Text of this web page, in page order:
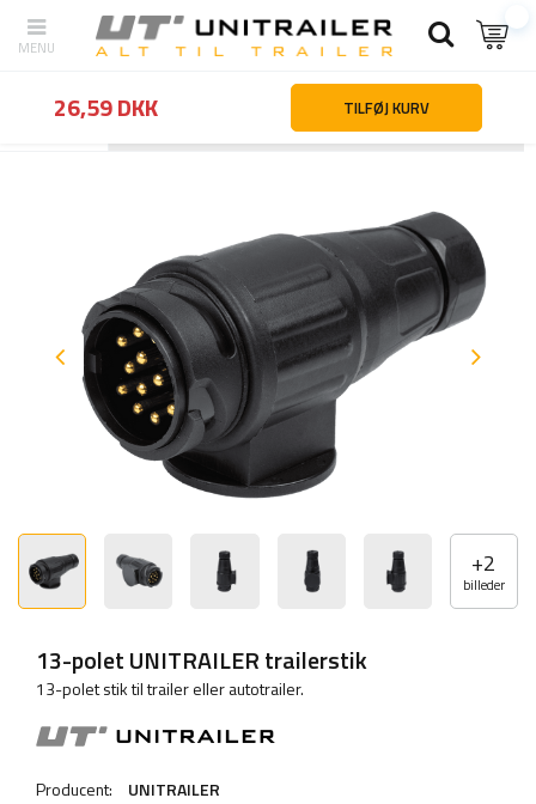
Belysning og el-udstyr Stik | stikdåse |
+2
billeder
13-polet UNITRAILER trailerstik
13-polet stik til trailer eller autotrailer.
Producent: UNITRAILER
26,59 DKK TILFØJ KURV